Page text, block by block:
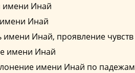
имени Инай
Инай
имени Инай, проявление чувств
имени Инай
имени Инай по падежам